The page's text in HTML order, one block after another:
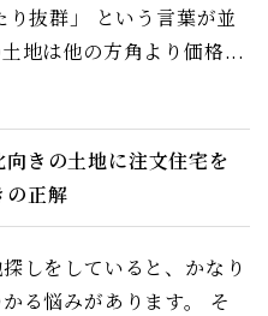
り抜群」 という言葉が並
地は他の方角より価格...
きの土地に注文住宅を
の正解
しをしていると、かなり
る悩みがあります。 そ